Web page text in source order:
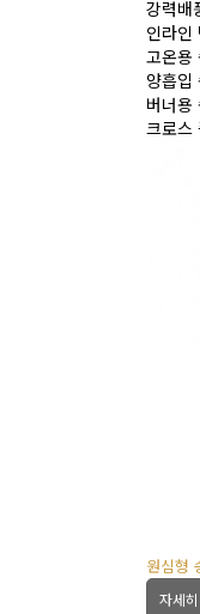
강력배
인라인
고온용
양흡입
버너용
크로스
원심형
자세